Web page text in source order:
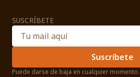
SUSCRÍBETE
Suscríbete
Puede darse de baja en cualquier